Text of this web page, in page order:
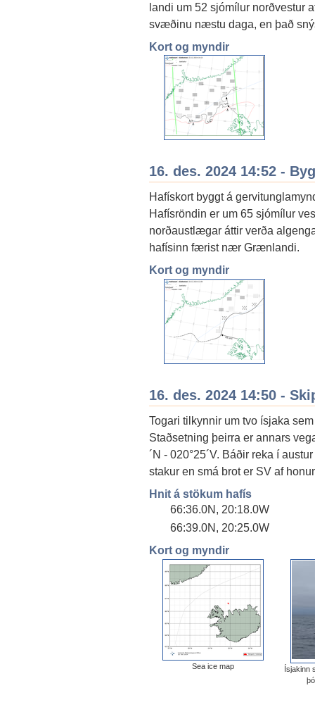
landi um 52 sjómílur norðvestur
svæðinu næstu daga, en það
Kort og myndir
16. des. 2024 14:52 -
Hafískort byggt á
Hafísröndin er um 65 sjómílur
norðaustlægar áttir verða
hafísinn færist nær Grænlandi.
Kort og myndir
16. des. 2024 14:50 -
Togari tilkynnir um tvo ísjaka
Staðsetning þeirra er annars
´N - 020°25´V. Báðir reka í
stakur en smá brot er SV af
Hnit á stökum hafís
66:36.0N, 20:18.0W
66:39.0N, 20:25.0W
Kort og myndir
Sea ice map
Ísjakinn